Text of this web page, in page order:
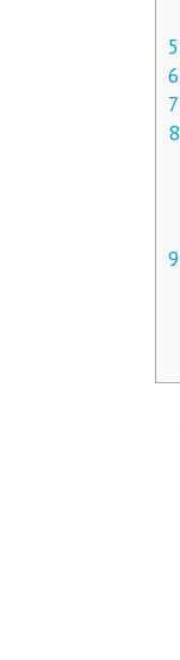
5
6
7
8
9